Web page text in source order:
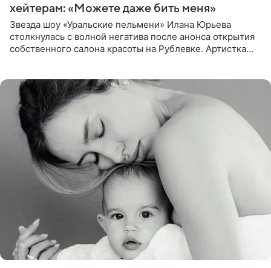
хейтерам: «Можете даже бить меня»
Звезда шоу «Уральские пельмени» Илана Юрьева
столкнулась с волной негатива после анонса открытия
собственного салона красоты на Рублевке. Артистка